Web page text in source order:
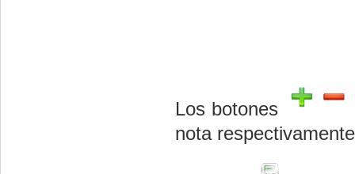
Los botones
nota